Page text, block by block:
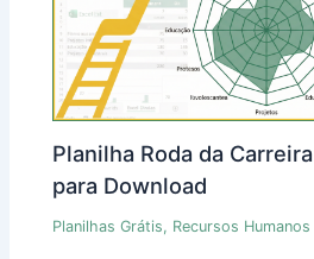
Planilha Roda da
para Download
Planilhas Grátis, Recursos Humanos